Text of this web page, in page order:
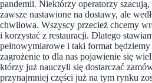
pandemii. Niektórzy operatorzy szacują,
zawsze nastawione na dostawy, ale
chwilowa. Wszyscy przecież chcemy
i korzystać z restauracji. Dlatego
pełnowymiarowe i taki format
zagrożenie to dla nas pojawienie się
którzy już nauczyli się dostarczać
przynajmniej części już na tym rynku